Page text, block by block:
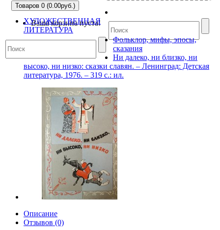
Товаров 0 (0.00руб.)
Ваша корзина пуста!
ХУДОЖЕСТВЕННАЯ
ЛИТЕРАТУРА
Фольклор, мифы, эпосы,
сказания
Ни далеко, ни близко, ни
высоко, ни низко: сказки славян. – Ленинград: Детская
литература, 1976. – 319 с.: ил.
Описание
Отзывов (0)